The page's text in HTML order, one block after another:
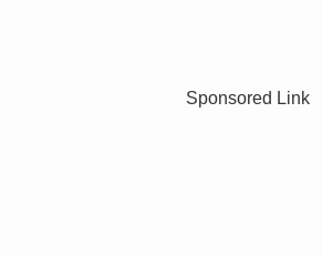
Sponsored Link